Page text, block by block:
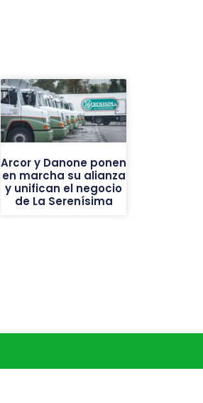
Arcor y Danone ponen
en marcha su alianza
y unifican el negocio
de La Serenísima